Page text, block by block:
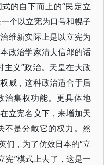
的自下而上的“民定立
个以立宪为口号和幌子
维新实际上是以立宪为
政治学家清夫信郎的话
义”政治。天皇在大政
威，这种政治适合于后
治集权功能。更具体地
立宪名义下，来增加天
不是分散它的权力。然
们，为了仿效日本的“立
宪”模式上去了，这是一